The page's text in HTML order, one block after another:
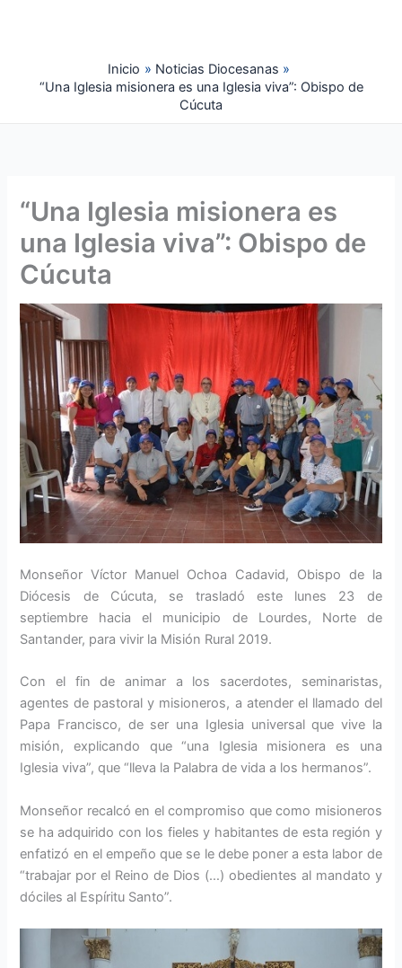
Inicio
Noticias Diocesanas
“Una Iglesia misionera es una Iglesia viva”: Obispo de
Cúcuta
“Una Iglesia misionera es
una Iglesia viva”: Obispo de
Cúcuta
Monseñor Víctor Manuel Ochoa Cadavid, Obispo de la
Diócesis de Cúcuta, se trasladó este lunes 23 de
septiembre hacia el municipio de Lourdes, Norte de
Santander, para vivir la Misión Rural 2019.
Con el fin de animar a los sacerdotes, seminaristas,
agentes de pastoral y misioneros, a atender el llamado del
Papa Francisco, de ser una Iglesia universal que vive la
misión, explicando que “una Iglesia misionera es una
Iglesia viva”, que “lleva la Palabra de vida a los hermanos”.
Monseñor recalcó en el compromiso que como misioneros
se ha adquirido con los fieles y habitantes de esta región y
enfatizó en el empeño que se le debe poner a esta labor de
“trabajar por el Reino de Dios (…) obedientes al mandato y
dóciles al Espíritu Santo”.